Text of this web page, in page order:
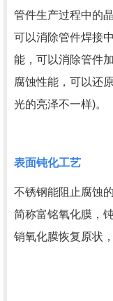
管件生产过程中的
可以消除管件焊接
能，可以消除管件
腐蚀性能，可以还
光的亮泽不一样)。
表面钝化工艺
不锈钢能阻止腐蚀
简称富铭氧化膜，
销氧化膜恢复原状